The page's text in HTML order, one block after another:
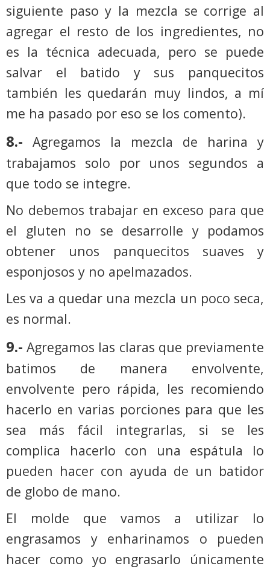
siguiente paso y la mezcla se corrige al
agregar el resto de los ingredientes, no
es la técnica adecuada, pero se puede
salvar el batido y sus panquecitos
también les quedarán muy lindos, a mí
me ha pasado por eso se los comento).
8.- Agregamos la mezcla de harina y
trabajamos solo por unos segundos a
que todo se integre.
No debemos trabajar en exceso para que
el gluten no se desarrolle y podamos
obtener unos panquecitos suaves y
esponjosos y no apelmazados.
Les va a quedar una mezcla un poco seca,
es normal.
9.- Agregamos las claras que previamente
batimos de manera envolvente,
envolvente pero rápida, les recomiendo
hacerlo en varias porciones para que les
sea más fácil integrarlas, si se les
complica hacerlo con una espátula lo
pueden hacer con ayuda de un batidor
de globo de mano.
El molde que vamos a utilizar lo
engrasamos y enharinamos o pueden
hacer como yo engrasarlo únicamente